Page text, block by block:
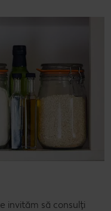
invităm să consulți